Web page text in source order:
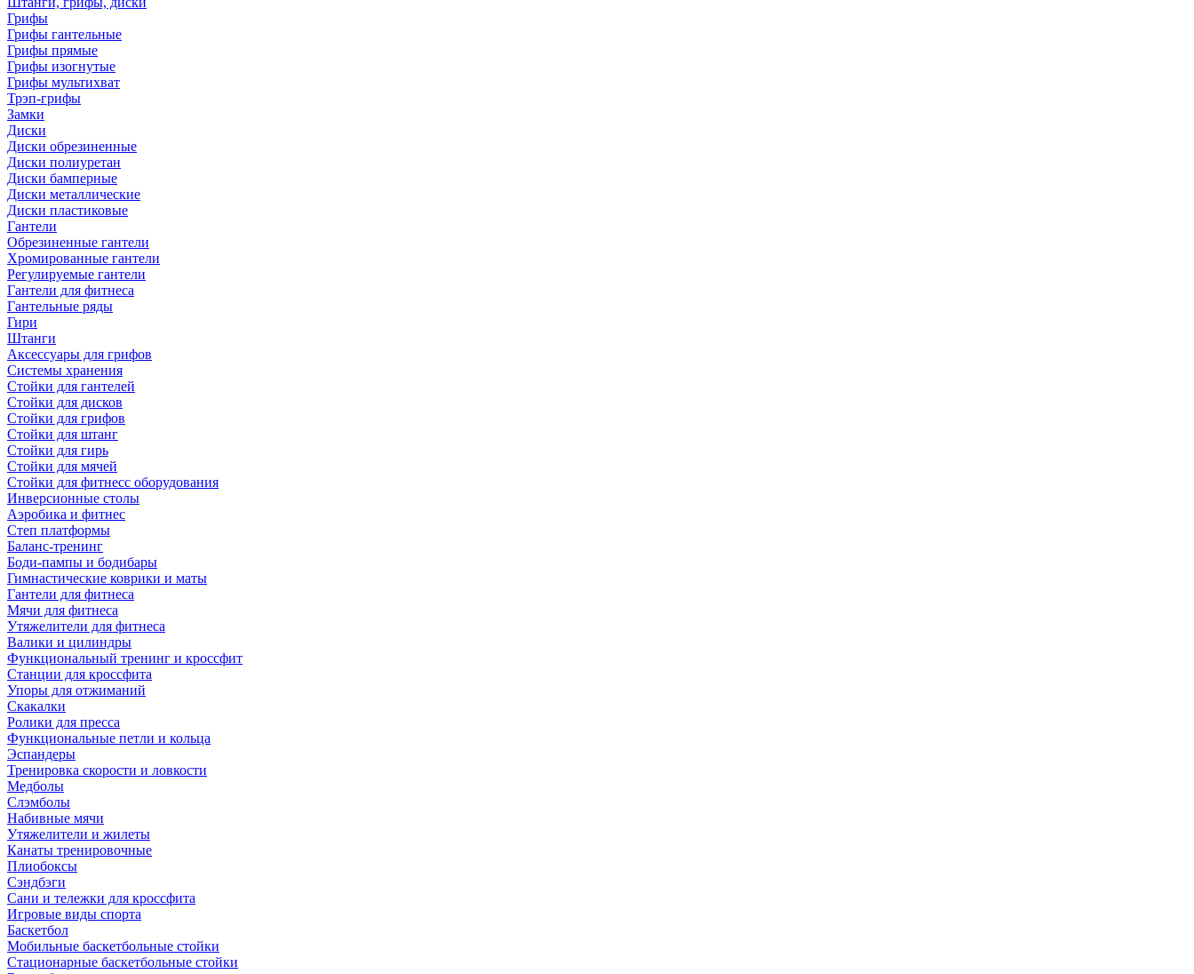
Грифы
Грифы гантельные
Грифы прямые
Грифы изогнутые
Грифы мультихват
Трэп-грифы
Замки
Диски
Диски обрезиненные
Диски полиуретан
Диски бамперные
Диски металлические
Диски пластиковые
Гантели
Обрезиненные гантели
Хромированные гантели
Регулируемые гантели
Гантели для фитнеса
Гантельные ряды
Гири
Штанги
Аксессуары для грифов
Системы хранения
Стойки для гантелей
Стойки для дисков
Стойки для грифов
Стойки для штанг
Стойки для гирь
Стойки для мячей
Стойки для фитнесс оборудования
Инверсионные столы
Аэробика и фитнес
Степ платформы
Баланс-тренинг
Боди-пампы и бодибары
Гимнастические коврики и маты
Гантели для фитнеса
Мячи для фитнеса
Утяжелители для фитнеса
Валики и цилиндры
Функциональный тренинг и кроссфит
Станции для кроссфита
Упоры для отжиманий
Скакалки
Ролики для пресса
Функциональные петли и кольца
Эспандеры
Тренировка скорости и ловкости
Медболы
Слэмболы
Набивные мячи
Утяжелители и жилеты
Канаты тренировочные
Плиобоксы
Сэндбэги
Сани и тележки для кроссфита
Игровые виды спорта
Баскетбол
Мобильные баскетбольные стойки
Стационарные баскетбольные стойки